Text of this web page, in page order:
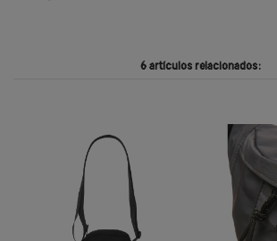
6 artículos relacionados: